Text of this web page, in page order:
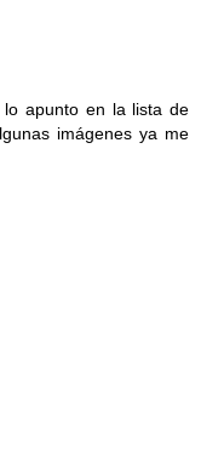
lo apunto en la lista de
imágenes ya me